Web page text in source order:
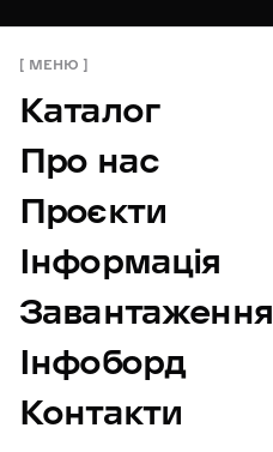
МЕНЮ
Каталог
Про нас
Проєкти
Інформація
Завантаження
Інфоборд
Контакти